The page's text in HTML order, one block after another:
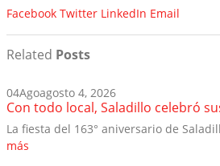
Facebook Twitter LinkedIn Email
Related Posts
04Agoagosto 4, 2026
Con todo local, Saladillo celebró
La fiesta del 163° aniversario de
más